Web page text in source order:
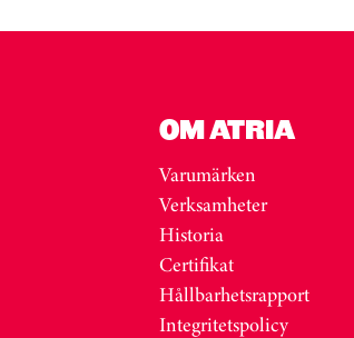
OM ATRIA
Varumärken
Verksamheter
Historia
Certifikat
Hållbarhetsrapport
Integritetspolicy